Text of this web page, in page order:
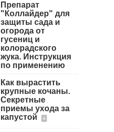
Препарат
"Коллайдер" для
защиты сада и
огорода от
гусениц и
колорадского
жука. Инструкция
по применению
Как вырастить
крупные кочаны.
Секретные
приемы ухода за
капустой
6